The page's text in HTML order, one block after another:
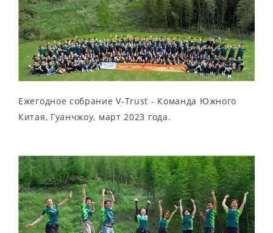
Ежегодное собрание V-Trust - Команда Южного
Китая, Гуанчжоу, март 2023 года.